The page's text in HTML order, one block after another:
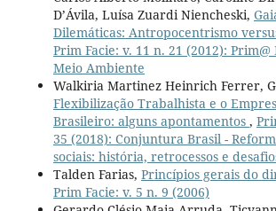
D’Ávila, Luísa Zuardi Niencheski,
Dilemáticas: Antropocentrismo
Prim Facie: v. 11 n. 21 (2012): Prim@
Meio Ambiente
Walkiria Martinez Heinrich Ferrer,
Flexibilização Trabalhista e o
Brasileiro: alguns apontamentos ,
35 (2018): Conjuntura Brasil -
sociais: história, retrocessos e
Talden Farias, Princípios gerais do
Prim Facie: v. 5 n. 9 (2006)